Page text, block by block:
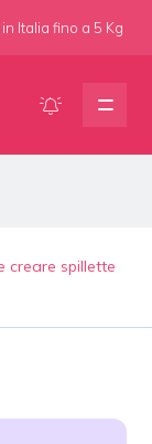
Italia fino a 5 Kg
navigazione
contenuto
creare spillette